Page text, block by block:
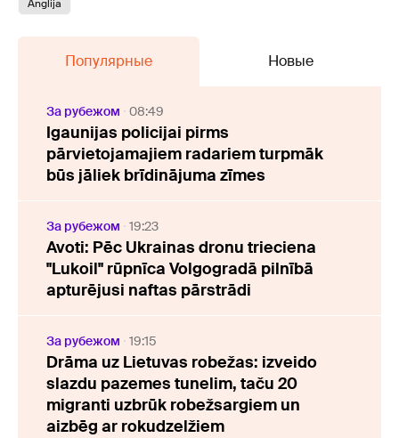
Anglija
Популярные Новые
За рубежом 08:49
Igaunijas policijai pirms
pārvietojamajiem radariem turpmāk
būs jāliek brīdinājuma zīmes
За рубежом 19:23
Avoti: Pēc Ukrainas dronu trieciena
"Lukoil" rūpnīca Volgogradā pilnībā
apturējusi naftas pārstrādi
За рубежом 19:15
Drāma uz Lietuvas robežas: izveido
slazdu pazemes tunelim, taču 20
migranti uzbrūk robežsargiem un
aizbēg ar rokudzelžiem